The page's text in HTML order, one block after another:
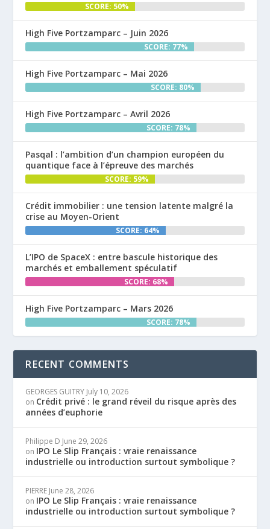
SCORE: 50%
High Five Portzamparc – Juin 2026
SCORE: 77%
High Five Portzamparc – Mai 2026
SCORE: 80%
High Five Portzamparc – Avril 2026
SCORE: 78%
Pasqal : l’ambition d’un champion européen du
quantique face à l’épreuve des marchés
SCORE: 59%
Crédit immobilier : une tension latente malgré la
crise au Moyen-Orient
SCORE: 64%
L’IPO de SpaceX : entre bascule historique des
marchés et emballement spéculatif
SCORE: 68%
High Five Portzamparc – Mars 2026
SCORE: 78%
RECENT COMMENTS
GEORGES GUITRY July 10, 2026
on Crédit privé : le grand réveil du risque après des
années d’euphorie
Philippe D June 29, 2026
on IPO Le Slip Français : vraie renaissance
industrielle ou introduction surtout symbolique ?
PIERRE June 28, 2026
on IPO Le Slip Français : vraie renaissance
industrielle ou introduction surtout symbolique ?